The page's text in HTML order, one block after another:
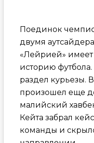
Поединок
двумя
«Лейрией»
историю
раздел курьезы.
произошел еще
малийский
Кейта забрал
команды и